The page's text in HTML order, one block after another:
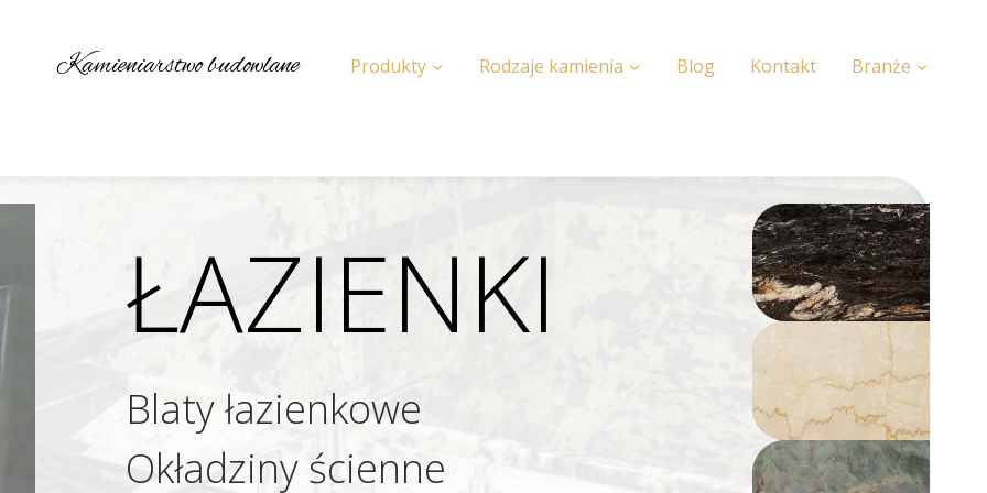
Kamieniarstwo budowlane Produkty Rodzaje kamienia Blog Kontakt Branże
ŁAZIENKI
Blaty łazienkowe
Okładziny ścienne